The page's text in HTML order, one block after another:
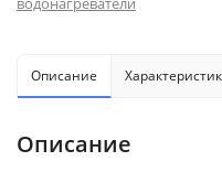
Описание
Описание